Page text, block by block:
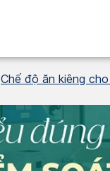
Chế độ ăn kiêng